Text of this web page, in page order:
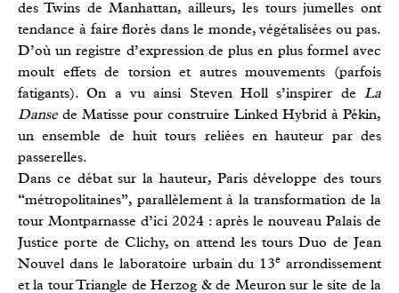
des Twins de Manhattan, ailleurs, les tours jumelles ont
tendance à faire florès dans le monde, végétalisées ou pas.
D’où un registre d’expression de plus en plus formel avec
moult effets de torsion et autres mouvements (parfois
fatigants). On a vu ainsi Steven Holl s’inspirer de
La
Dansede Matisse pour construire Linked Hybrid à Pékin,
un ensemble de huit tours reliées en hauteur par des
passerelles.
Dans ce débat sur la hauteur, Paris développe des tours
“métropolitaines”, parallèlement à la transformation de la
tour Montparnasse d’ici 2024 : après le nouveau Palais de
Justice porte de Clichy, on attend les tours Duo de Jean
Nouvel dans le laboratoire urbain du 13e arrondissement
et la tour Triangle de Herzog & de Meuron sur le site de la